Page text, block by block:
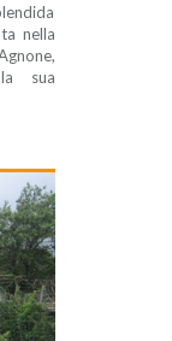
nella
sua